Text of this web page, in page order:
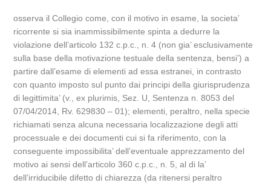
osserva il Collegio come, con il motivo in esame, la societa’
ricorrente si sia inammissibilmente spinta a dedurre la
violazione dell’articolo 132 c.p.c., n. 4 (non gia’ esclusivamente
sulla base della motivazione testuale della sentenza, bensi’) a
partire dall’esame di elementi ad essa estranei, in contrasto
con quanto imposto sul punto dai principi della giurisprudenza
di legittimita’ (v., ex plurimis, Sez. U, Sentenza n. 8053 del
07/04/2014, Rv. 629830 – 01); elementi, peraltro, nella specie
richiamati senza alcuna necessaria localizzazione degli atti
processuale e dei documenti cui si fa riferimento, con la
conseguente impossibilita’ dell’eventuale apprezzamento del
motivo ai sensi dell’articolo 360 c.p.c., n. 5, al di la’
dell’irriducibile difetto di chiarezza (da ritenersi peraltro